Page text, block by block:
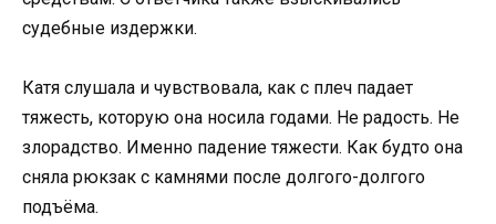
судебные издержки.
Катя слушала и чувствовала, как с плеч падает
тяжесть, которую она носила годами. Не радость. Не
злорадство. Именно падение тяжести. Как будто она
сняла рюкзак с камнями после долгого-долгого
подъёма.